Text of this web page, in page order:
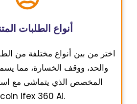
أنواع الطلبات
اختر من بين أنواع مختلفة من
والحد، ووقف الخسارة، مما
المخصص الذي يتماشى مع
Ifex 360 Ai.